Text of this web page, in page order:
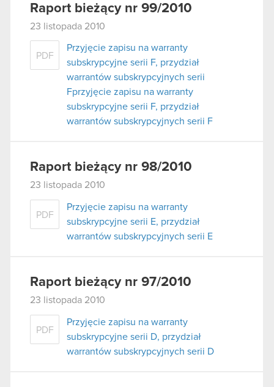
Raport bieżący nr 99/2010
23 listopada 2010
PDF
Przyjęcie zapisu na warranty
subskrypcyjne serii F, przydział
warrantów subskrypcyjnych serii
Fprzyjęcie zapisu na warranty
subskrypcyjne serii F, przydział
warrantów subskrypcyjnych serii F
Raport bieżący nr 98/2010
23 listopada 2010
PDF
Przyjęcie zapisu na warranty
subskrypcyjne serii E, przydział
warrantów subskrypcyjnych serii E
Raport bieżący nr 97/2010
23 listopada 2010
PDF
Przyjęcie zapisu na warranty
subskrypcyjne serii D, przydział
warrantów subskrypcyjnych serii D